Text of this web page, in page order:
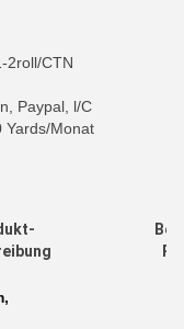
2roll/CTN
Paypal, l/C
Yards/Monat
,